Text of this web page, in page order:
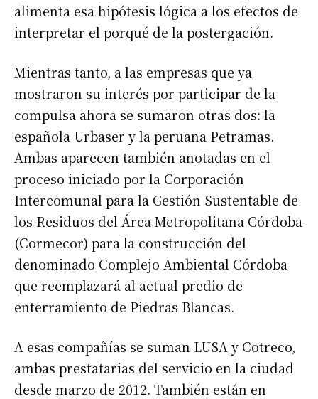
alimenta esa hipótesis lógica a los efectos de
interpretar el porqué de la postergación.
Mientras tanto, a las empresas que ya
mostraron su interés por participar de la
compulsa ahora se sumaron otras dos: la
española Urbaser y la peruana Petramas.
Ambas aparecen también anotadas en el
proceso iniciado por la Corporación
Intercomunal para la Gestión Sustentable de
los Residuos del Área Metropolitana Córdoba
(Cormecor) para la construcción del
denominado Complejo Ambiental Córdoba
que reemplazará al actual predio de
enterramiento de Piedras Blancas.
A esas compañías se suman LUSA y Cotreco,
ambas prestatarias del servicio en la ciudad
desde marzo de 2012. También están en